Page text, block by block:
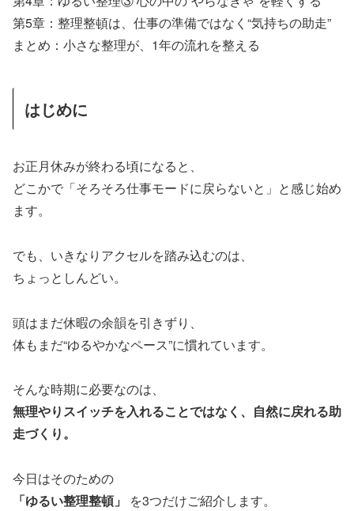
第5章：整理整頓は、仕事の準備ではなく“気持ちの助走”
まとめ：小さな整理が、1年の流れを整える
はじめに
お正月休みが終わる頃になると、
どこかで「そろそろ仕事モードに戻らないと」と感じ始め
ます。
でも、いきなりアクセルを踏み込むのは、
ちょっとしんどい。
頭はまだ休暇の余韻を引きずり、
体もまだ“ゆるやかなペース”に慣れています。
そんな時期に必要なのは、
無理やりスイッチを入れることではなく、自然に戻れる助
走づくり。
今日はそのための
「ゆるい整理整頓」
を3つだけご紹介します。